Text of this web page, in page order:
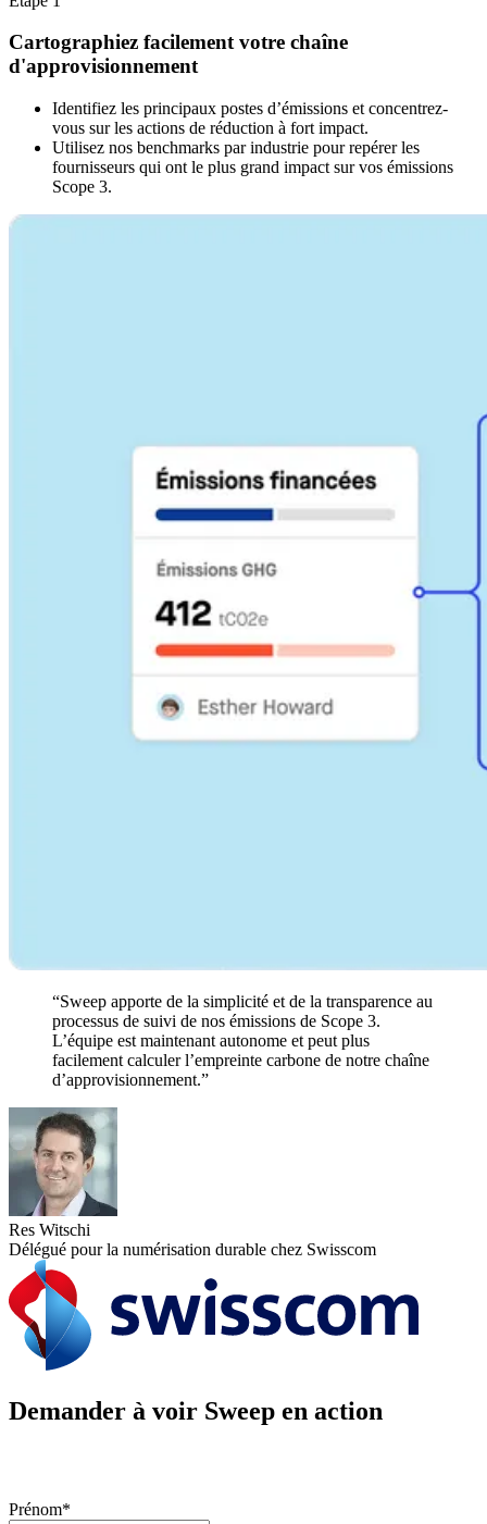
Cartographiez facilement votre chaîne
d'approvisionnement
Identifiez les principaux postes d’émissions et concentrez-
vous sur les actions de réduction à fort impact.
Utilisez nos benchmarks par industrie pour repérer les
fournisseurs qui ont le plus grand impact sur vos émissions
Scope 3.
“Sweep apporte de la simplicité et de la transparence au
processus de suivi de nos émissions de Scope 3.
L’équipe est maintenant autonome et peut plus
facilement calculer l’empreinte carbone de notre chaîne
d’approvisionnement.”
Res Witschi
Délégué pour la numérisation durable chez Swisscom
Demander à voir Sweep en action
Prénom*